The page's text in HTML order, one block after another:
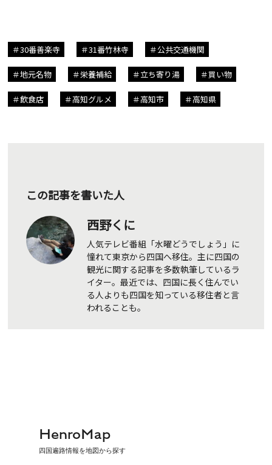
30番善楽寺 31番竹林寺 公共交通機関
地元名物 栄養補給 立ち寄り湯 買い物
飲食店 高知グルメ 高知市 高知県
この記事を書いた人
西野くに
人気テレビ番組「水曜どうでしょう」に
憧れて東京から四国へ移住。主に四国の
観光に関する記事を多数執筆しているラ
イター。最近では、四国に長く住んでい
る人よりも四国を知っている移住者と言
われることも。
HenroMap
四国遍路情報を地図から探す